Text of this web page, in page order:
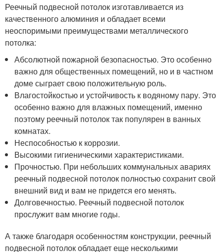
Реечный подвесной потолок изготавливается из
качественного алюминия и обладает всеми
неоспоримыми преимуществами металлического
потолка:
Абсолютной пожарной безопасностью. Это особенно
важно для общественных помещений, но и в частном
доме сыграет свою положительную роль.
Влагостойкостью и устойчивость к водяному пару. Это
особенно важно для влажных помещений, именно
поэтому реечный потолок так популярен в ванных
комнатах.
Неспособностью к коррозии.
Высокими гигиеническими характеристиками.
Прочностью. При небольших коммунальных авариях
реечный подвесной потолок полностью сохранит свой
внешний вид и вам не придется его менять.
Долговечностью. Реечный подвесной потолок
прослужит вам многие годы.
А также благодаря особенностям конструкции, реечный
подвесной потолок обладает еще несколькими